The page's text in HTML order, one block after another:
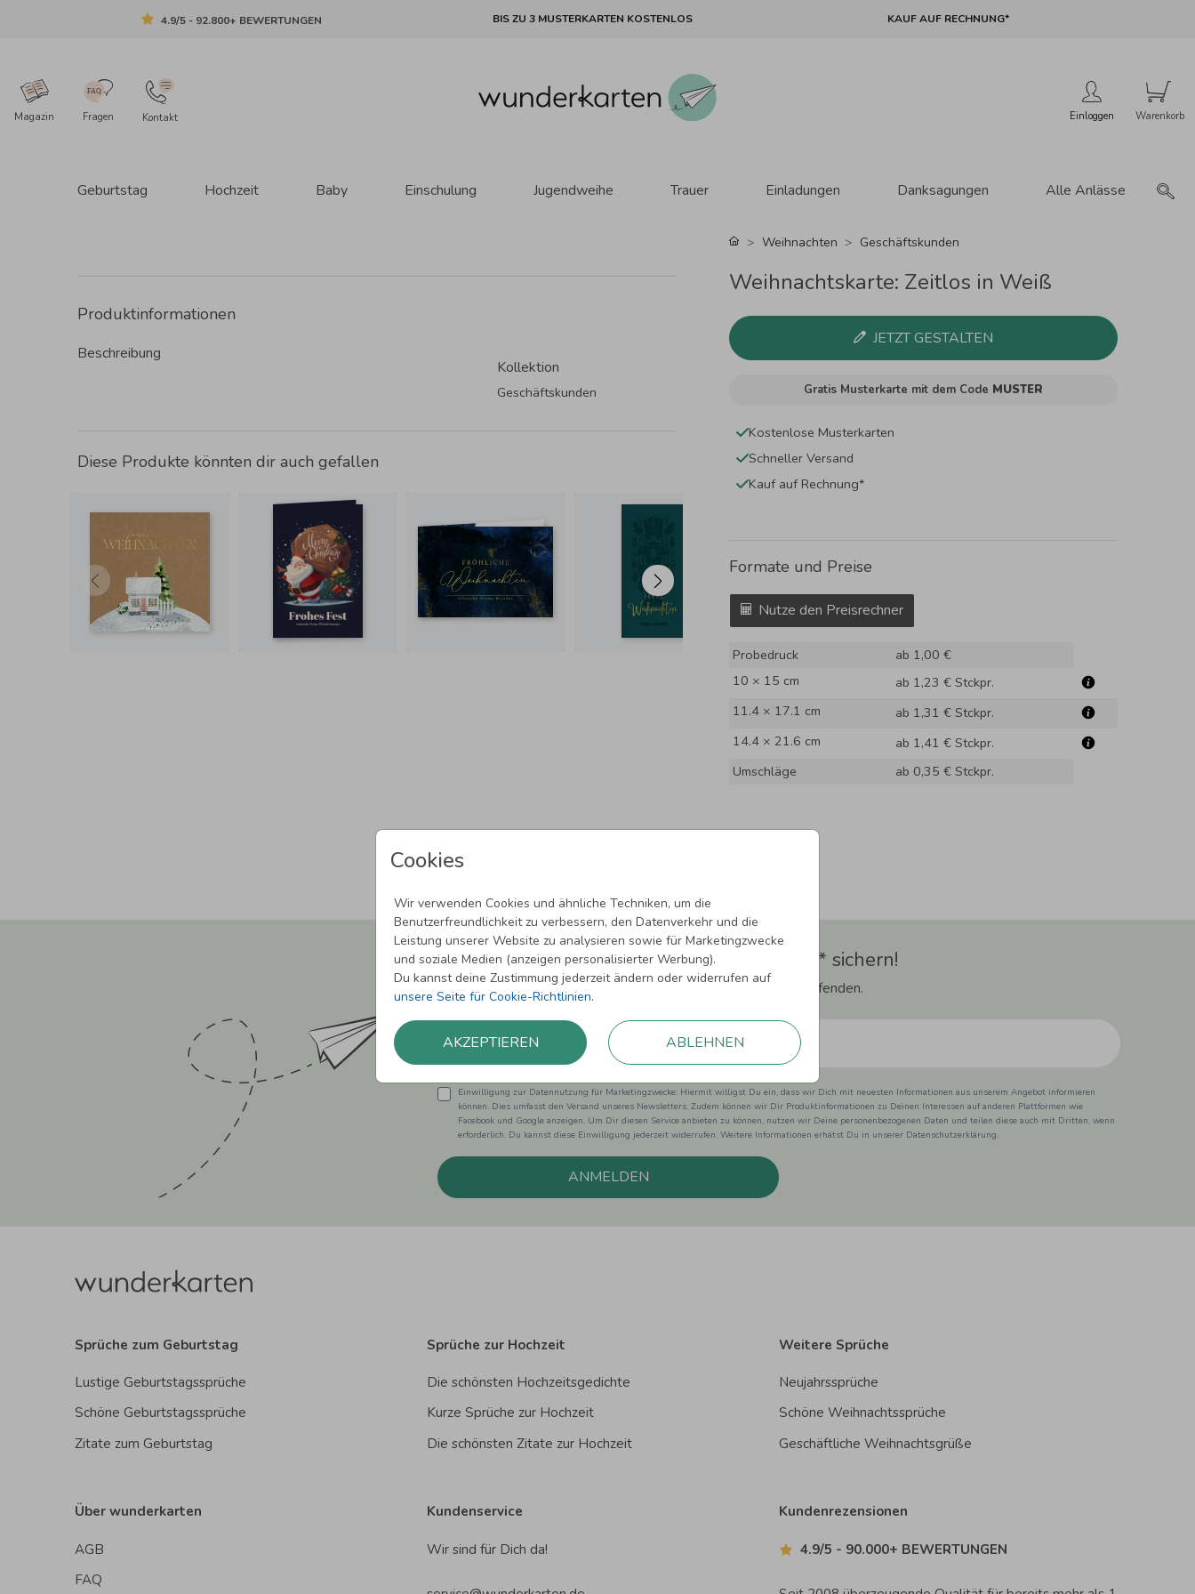
4.9/5 - 92.800+ BEWERTUNGEN BIS ZU 3 MUSTERKARTEN KOSTENLOS KAUF AUF RECHNUNG*
Magazin Fragen Kontakt Einloggen
Geburtstag Hochzeit Baby Einschulung Jugendweihe Trauer Einladungen Danksagungen Alle Anlässe
Cookies
Wir verwenden Cookies und ähnliche Techniken, um die
Benutzerfreundlichkeit zu verbessern, den Datenverkehr und die
Leistung unserer Website zu analysieren sowie für Marketingzwecke
und soziale Medien (anzeigen personalisierter Werbung).
Du kannst deine Zustimmung jederzeit ändern oder widerrufen auf
unsere Seite für Cookie-Richtlinien.
AKZEPTIEREN ABLEHNEN
Produktinformationen
Beschreibung
Kollektion
Geschäftskunden
Diese Produkte könnten dir auch gefallen
Weihnachten Geschäftskunden
Weihnachtskarte: Zeitlos in Weiß
JETZT GESTALTEN
Gratis Musterkarte mit dem Code MUSTER
Kostenlose Musterkarten
Schneller Versand
Kauf auf Rechnung*
Formate und Preise
Nutze den Preisrechner
Probedruck
ab 1,00 €
10 × 15 cm
ab 1,23 € Stckpr.
11.4 × 17.1 cm
ab 1,31 € Stckpr.
14.4 × 21.6 cm
ab 1,41 € Stckpr.
Umschläge
ab 0,35 € Stckpr.
Newsletter abonnieren und 5,00 € Rabatt** sichern!
Melde Dich zu unserem Newsletter an und bleibe auf dem Laufenden.
Einwilligung zur Datennutzung für Marketingzwecke: Hiermit willigst Du ein, dass wir Dich mit neuesten Informationen aus unserem Angebot informieren
können. Dies umfasst den Versand unseres Newsletters. Zudem können wir Dir Produktinformationen zu Deinen Interessen auf anderen Plattformen wie
Facebook und Google anzeigen. Um Dir diesen Service anbieten zu können, nutzen wir Deine personenbezogenen Daten und teilen diese auch mit Dritten, wenn
erforderlich. Du kannst diese Einwilligung jederzeit widerrufen. Weitere Informationen erhätst Du in unserer Datenschutzerklärung.
ANMELDEN
Sprüche zum Geburtstag
Lustige Geburtstagssprüche
Schöne Geburtstagssprüche
Zitate zum Geburtstag
Sprüche zur Hochzeit
Die schönsten Hochzeitsgedichte
Kurze Sprüche zur Hochzeit
Die schönsten Zitate zur Hochzeit
Weitere Sprüche
Neujahrssprüche
Schöne Weihnachtssprüche
Geschäftliche Weihnachtsgrüße
Über wunderkarten
AGB
FAQ
Kundenservice
Wir sind für Dich da!
Kundenrezensionen
4.9/5 - 90.000+ BEWERTUNGEN